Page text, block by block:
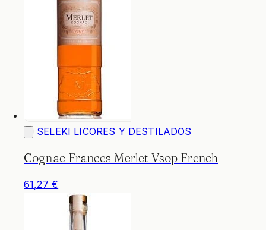
SELEKI LICORES Y DESTILADOS
Cognac Frances Merlet Vsop French
61,27 €